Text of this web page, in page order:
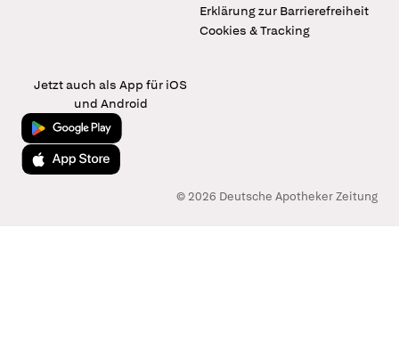
Erklärung zur Barrierefreiheit
Cookies & Tracking
Jetzt auch als App für iOS
und Android
Jetzt bei Google Play
Laden im App Store
© 2026 Deutsche Apotheker Zeitung